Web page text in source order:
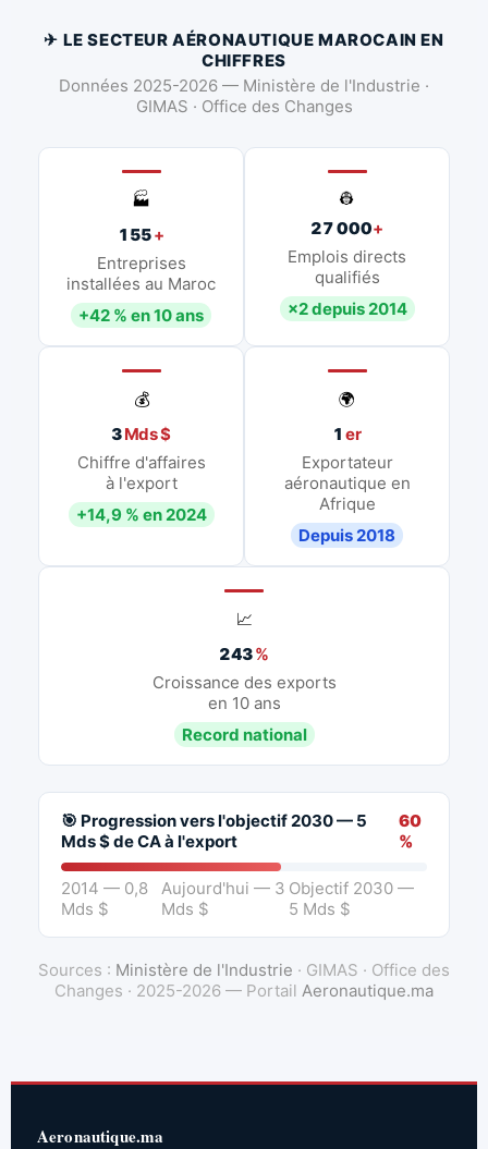
✈ LE SECTEUR AÉRONAUTIQUE MAROCAIN EN
CHIFFRES
Données 2025-2026 — Ministère de l'Industrie ·
GIMAS · Office des Changes
🏭
155+
Entreprises
installées au Maroc
+42 % en 10 ans
👷
27 000+
Emplois directs
qualifiés
×2 depuis 2014
💰
3Mds $
Chiffre d'affaires
à l'export
+14,9 % en 2024
🌍
1 er
Exportateur
aéronautique en
Afrique
Depuis 2018
📈
243%
Croissance des exports
en 10 ans
Record national
🎯 Progression vers l'objectif 2030 — 5
Mds $ de CA à l'export
60
%
2014 — 0,8
Mds $
Aujourd'hui — 3
Mds $
Objectif 2030 —
5 Mds $
Sources : Ministère de l'Industrie · GIMAS · Office des
Changes · 2025-2026 — Portail Aeronautique.ma
Aeronautique.ma